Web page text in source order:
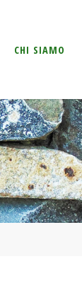
contenuto
CHI SIAMO